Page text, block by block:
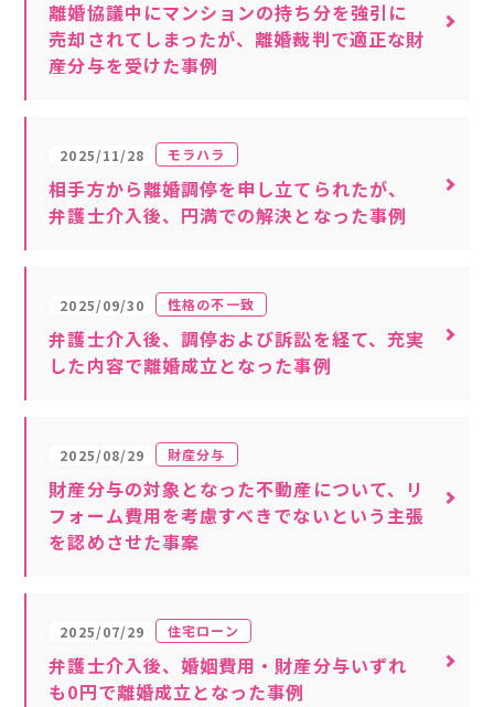
離婚協議中にマンションの持ち分を強引に
売却されてしまったが、離婚裁判で適正な財
産分与を受けた事例
2025/11/28 モラハラ
相手方から離婚調停を申し立てられたが、
弁護士介入後、円満での解決となった事例
2025/09/30 性格の不一致
弁護士介入後、調停および訴訟を経て、充実
した内容で離婚成立となった事例
2025/08/29 財産分与
財産分与の対象となった不動産について、リ
フォーム費用を考慮すべきでないという主張
を認めさせた事案
2025/07/29 住宅ローン
弁護士介入後、婚姻費用・財産分与いずれ
も0円で離婚成立となった事例